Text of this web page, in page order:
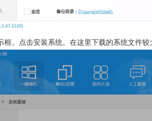
框。点击安装系统。在这里下载的系统文件较